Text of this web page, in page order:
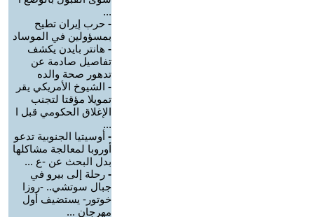
...
- حرب إيران تطيح
بمسؤولين في الموساد
- هانتر بايدن يكشف
تفاصيل صادمة عن
تدهور صحة والده
- الشيوخ الأمريكي يقر
تمويلا مؤقتا لتجنب
الإغلاق الحكومي قبل ا
...
- أوسيتيا الجنوبية تدعو
أوروبا لمعالجة مشاكلها
بدل البحث عن -ع ...
- رحلة إلى بيرو في
جبال سوتشي.. -روزا
خوتور- يستضيف أول
مهرجان ...